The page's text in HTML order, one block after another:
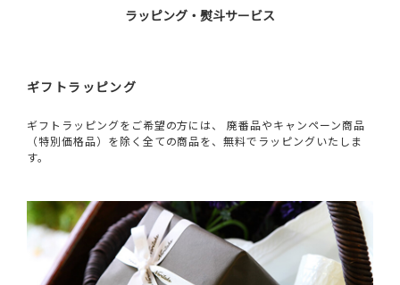
ラッピング・熨斗サービス
ギフトラッピング
ギフトラッピングをご希望の方には、 廃番品やキャンペーン商品
（特別価格品）を除く全ての商品を、無料でラッピングいたしま
す。